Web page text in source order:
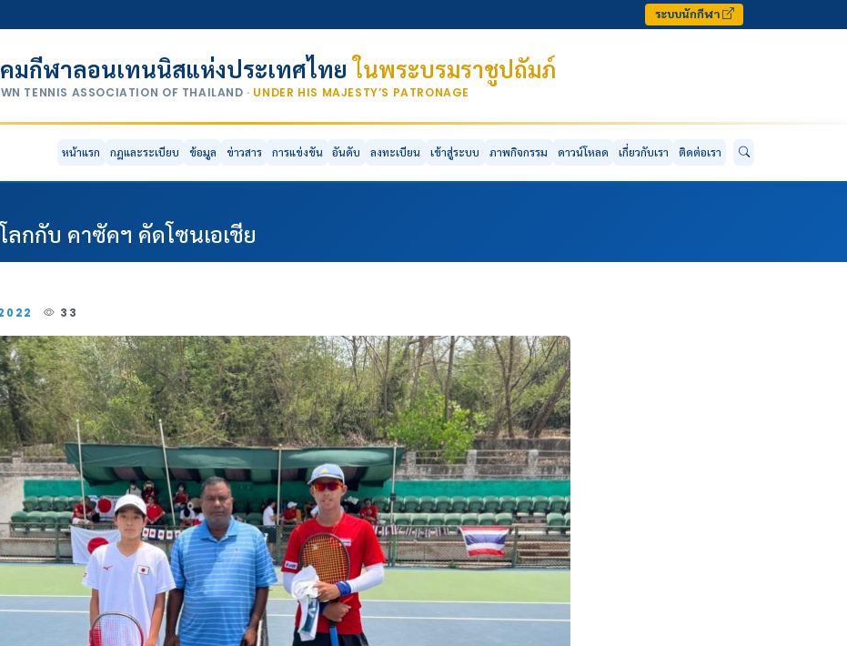
ระบบนักกีฬา
มกีฬาลอนเทนนิสแห่งประเทศไทยในพระบรมราชูปถัมภ์
TENNIS ASSOCIATION OF THAILAND · UNDER HIS MAJESTY’S PATRONAGE
หน้าแรก กฎและระเบียบ ข้อมูล ข่าวสาร การแข่งขัน อันดับ ลงทะเบียน เข้าสู่ระบบ ภาพกิจกรรม ดาวน์โหลด เกี่ยวกับเรา ติดต่อเรา
กกับ คาซัคฯ คัดโซนเอเชีย
33